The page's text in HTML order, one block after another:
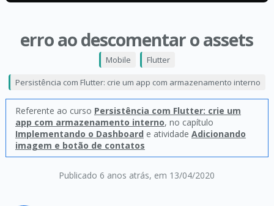
erro ao descomentar o assets
Publicado 6 anos atrás, em 13/04/2020
Mobile Flutter
Persistência com Flutter: crie um app com armazenamento interno
Referente ao curso Persistência com Flutter: crie um
app com armazenamento interno, no capítulo
Implementando o Dashboard e atividade Adicionando
imagem e botão de contatos